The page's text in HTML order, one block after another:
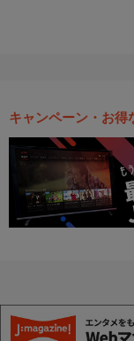
キャンペーン・お得